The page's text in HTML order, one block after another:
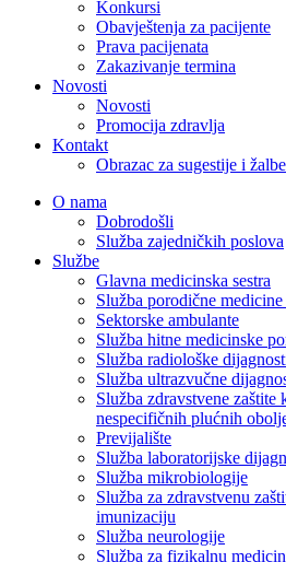
Konkursi
Obavještenja za pacijente
Prava pacijenata
Zakazivanje termina
Novosti
Novosti
Promocija zdravlja
Kontakt
Obrazac za sugestije i žalbe
O nama
Dobrodošli
Služba zajedničkih poslova
Službe
Glavna medicinska sestra
Služba porodične
Sektorske ambulante
Služba hitne medicinske
Služba radiološke
Služba ultrazvučne
Služba zdravstvene zaštite
nespecifičnih plućnih
Previjalište
Služba laboratorijske
Služba mikrobiologije
Služba za zdravstvenu
imunizaciju
Služba neurologije
Služba za fizikalnu